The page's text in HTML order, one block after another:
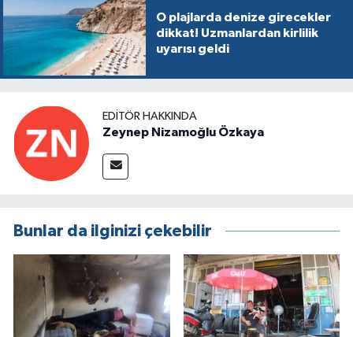
O plajlarda denize girecekler
dikkat! Uzmanlardan kirlilik
uyarısı geldi
EDITÖR HAKKINDA
Zeynep Nizamoğlu Özkaya
Bunlar da ilginizi çekebilir